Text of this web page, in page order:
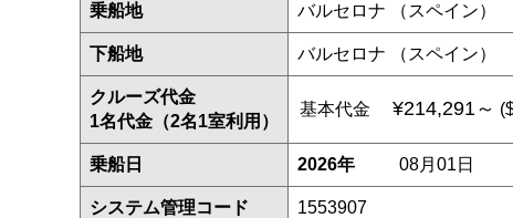
乗船地 バルセロナ （スペイン）
下船地 バルセロナ （スペイン）
クルーズ代金
1名代金（2名1室利用）
基本代金 ¥214,291～
乗船日 2026年 08月01日
システム管理コード 1553907